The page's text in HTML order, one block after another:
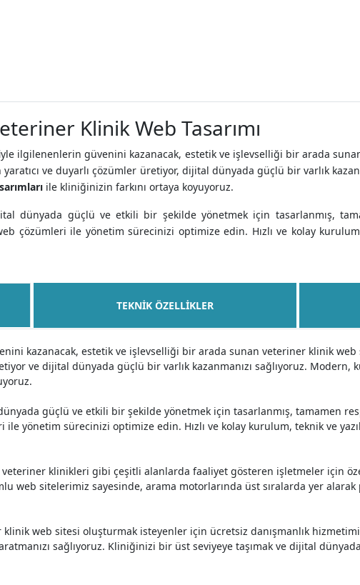
Klinik Web Tasarımı
yle ilgilenenlerin güvenini kazanacak, estetik ve işlevselliği bir arada
ve duyarlı çözümler üretiyor, dijital dünyada güçlü bir varlık
ile kliniğinizin farkını ortaya koyuyoruz.
dünyada güçlü ve etkili bir şekilde yönetmek için tasarlanmış,
çözümleri ile yönetim sürecinizi optimize edin. Hızlı ve kolay
TEKNIK ÖZELLIKLER
kazanacak, estetik ve işlevselliği bir arada sunan veteriner klinik
ve dijital dünyada güçlü bir varlık kazanmanızı sağlıyoruz. Modern,
güçlü ve etkili bir şekilde yönetmek için tasarlanmış, tamamen
yönetim sürecinizi optimize edin. Hızlı ve kolay kurulum, teknik ve
klinikleri gibi çeşitli alanlarda faaliyet gösteren işletmeler için
web sitelerimiz sayesinde, arama motorlarında üst sıralarda yer
web sitesi oluşturmak isteyenler için ücretsiz danışmanlık
sağlıyoruz. Kliniğinizi bir üst seviyeye taşımak ve dijital